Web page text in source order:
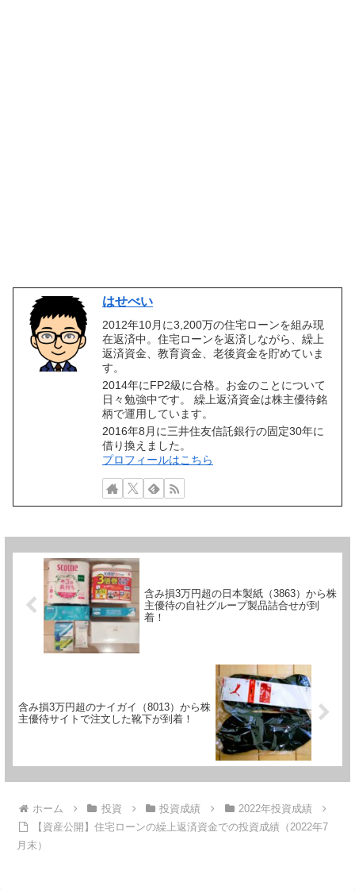
はせべい
2012年10月に3,200万の住宅ローンを組み現
在返済中。住宅ローンを返済しながら、繰上
返済資金、教育資金、老後資金を貯めていま
す。
2014年にFP2級に合格。お金のことについて
日々勉強中です。 繰上返済資金は株主優待銘
柄で運用しています。
2016年8月に三井住友信託銀行の固定30年に
借り換えました。
プロフィールはこちら
含み損3万円超の日本製紙（3863）から株
主優待の自社グループ製品詰合せが到
着！
含み損3万円超のナイガイ（8013）から株
主優待サイトで注文した靴下が到着！
ホーム 投資 投資成績
2022年投資成績
【資産公開】住宅ローンの繰上返済資金での投資成績（2022年7
月末）